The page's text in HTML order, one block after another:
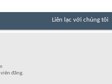
Liên lạc với chúng tôi
đăng.